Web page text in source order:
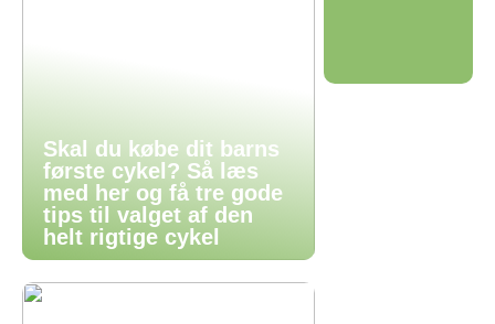
Skal du købe dit barns
første cykel? Så læs
med her og få tre gode
tips til valget af den
helt rigtige cykel